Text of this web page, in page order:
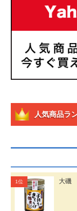
人気商品ラ
大磯